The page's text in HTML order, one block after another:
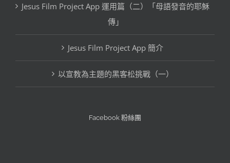
分Jesus Film Project App 運用篇（二）「母語發音的耶穌
傳」
Jesus Film Project App 簡介
以宣教為主題的黑客松挑戰（一）
Facebook 粉絲團